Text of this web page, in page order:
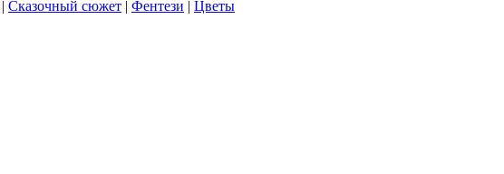
| Сказочный сюжет | Фентези | Цветы